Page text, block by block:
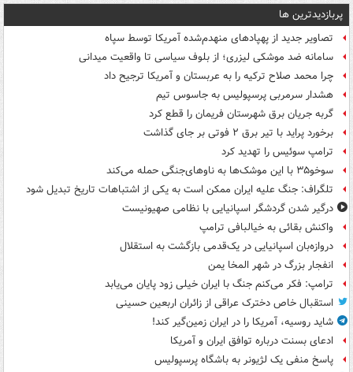
پربازدیدترین ها
تصاویر جدید از پهپادهای منهدم‌شده آمریکا توسط سپاه
سامانه ضد موشکی لیزری؛ از بلوف سیاسی تا واقعیت میدانی
چرا محمد صلاح ترکیه را به عربستان و آمریکا ترجیح داد
هشدار سرمربی پرسپولیس به جاسوس تیم
گربه جریان برق شهرستان فریمان را قطع کرد
برخورد پراید با تیر برق ۲ فوتی بر جای گذاشت
ترامپ سوئیس را تهدید کرد
سوخو۳۵ با این موشک‌ها به ناوهای‌جنگی حمله می‌کند
تلگراف: جنگ علیه ایران ممکن است به یکی از اشتباهات تاریخ تبدیل شود
درگیر شدن گردشگر اسپانیایی با نظامی صهیونیست
واکنش بقائی به خیالبافی ترامپ
دروازه‌بان اسپانیایی در یک‌قدمی بازگشت به استقلال
انفجار بزرگ در شهر المخا یمن
ترامپ: فکر می‌کنم جنگ با ایران خیلی زود پایان می‌یابد
استقبال خاص دخترک عراقی از زائران اربعین حسینی
شاید روسیه، آمریکا را در ایران زمین‌گیر کند!
ادعای بسنت درباره توافق ایران و آمریکا
پاسخ منفی یک لژیونر به باشگاه پرسپولیس